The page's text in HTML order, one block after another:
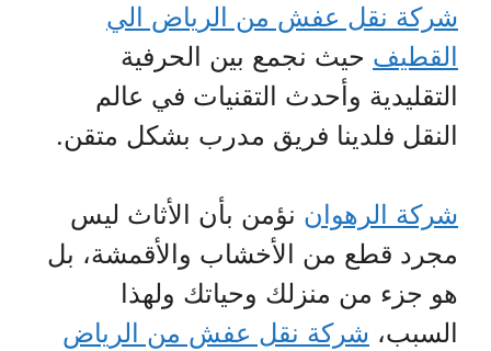
شركة نقل عفش من الرياض الي
القطيف حيث نجمع بين الحرفية
التقليدية وأحدث التقنيات في عالم
النقل فلدينا فريق مدرب بشكل متقن.
شركة الرهوان نؤمن بأن الأثاث ليس
مجرد قطع من الأخشاب والأقمشة، بل
هو جزء من منزلك وحياتك ولهذا
السبب، شركة نقل عفش من الرياض